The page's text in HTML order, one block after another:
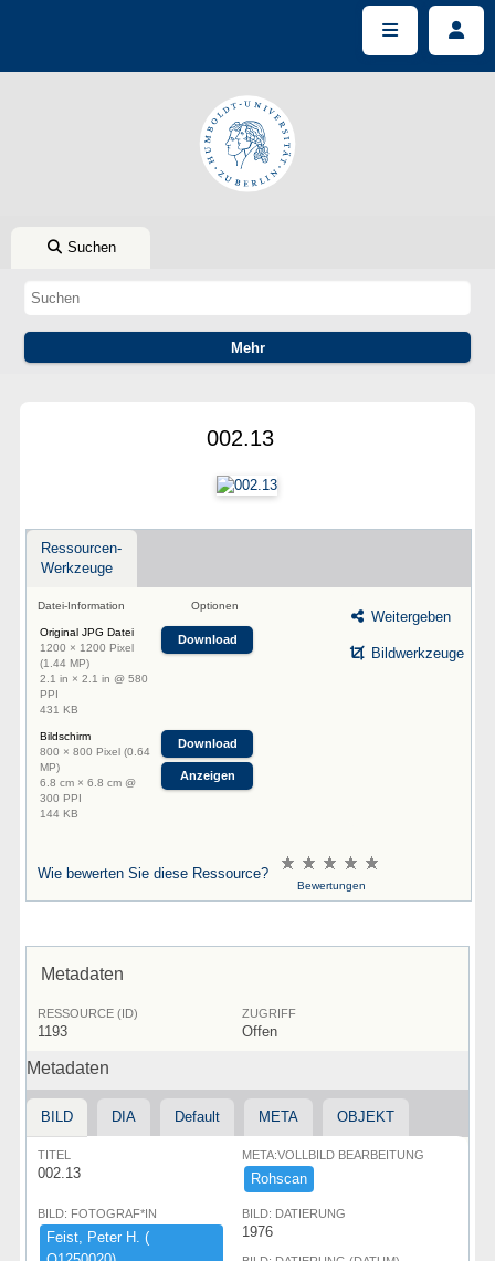
Suchen
002.13
Ressourcen-
Werkzeuge
Datei-Information Optionen
Original JPG Datei
1200 × 1200 Pixel
(1.44 MP)
2.1 in × 2.1 in @ 580
PPI
431 KB
Download
Bildschirm
800 × 800 Pixel (0.64
MP)
6.8 cm × 6.8 cm @
300 PPI
144 KB
Download
Anzeigen
Weitergeben
Bildwerkzeuge
Wie bewerten Sie diese Ressource?
Bewertungen
Metadaten
RESSOURCE (ID)
1193
ZUGRIFF
Offen
Metadaten
BILD DIA Default META OBJEKT
TITEL
002.13
META:VOLLBILD BEARBEITUNG
Rohscan
BILD: FOTOGRAF*IN
Feist,​ ​Peter ​H.​ ​(​
BILD: DATIERUNG
1976